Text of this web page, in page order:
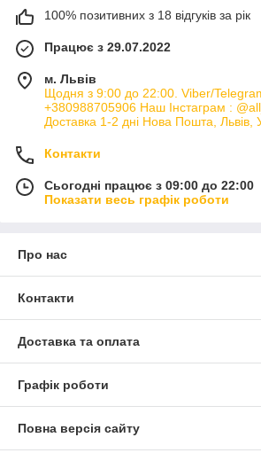
100% позитивних з 18 відгуків за рік
Працює з 29.07.2022
м. Львів
Щодня з 9:00 до 22:00. Viber/
+380988705906 Наш Інстаграм :
Доставка 1-2 дні Нова Пошта, Львів,
Контакти
Сьогодні працює з 09:00 до 22:00
Показати весь графік роботи
Про нас
Контакти
Доставка та оплата
Графік роботи
Повна версія сайту